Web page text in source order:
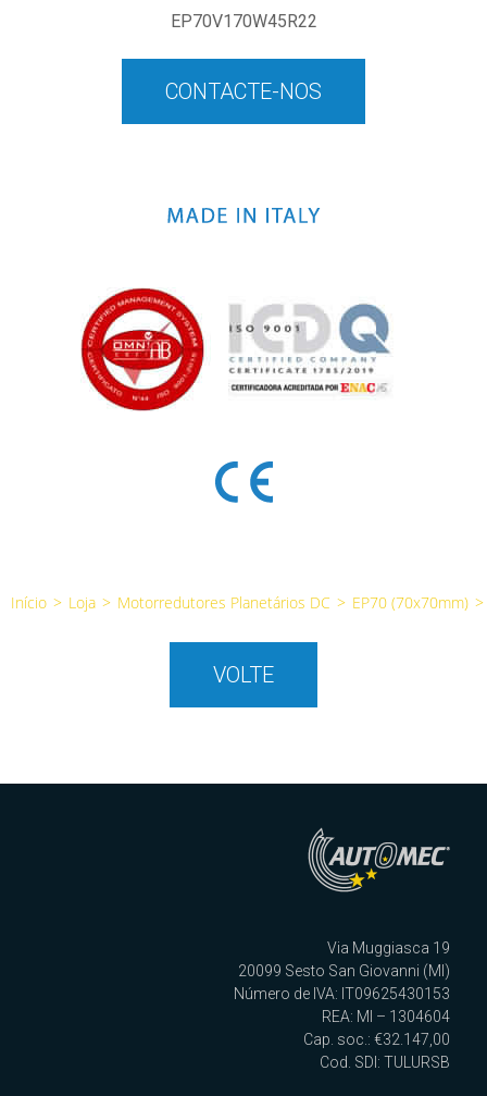
EP70V170W45R22
CONTACTE-NOS
Início > Loja > Motorredutores Planetários DC > EP70 (70x70mm) >
VOLTE
Via Muggiasca 19
20099 Sesto San Giovanni (MI)
Número de IVA: IT09625430153
REA: MI – 1304604
Cap. soc.: €32.147,00
Cod. SDI: TULURSB